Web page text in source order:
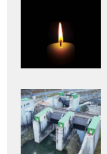
aici textul
pentru
subtitlu
Adaugă
aici textul
pentru
subtitlu